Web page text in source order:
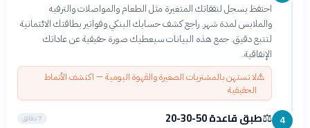
احتفظ بسجل لنفقاتك المتغيرة مثل الطعام والمواصلات والترفيه
والملابس لمدة شهر. راجع كشف حسابك البنكي وفواتير بطاقتك الائتمانية
لتتبع دقيق. جمع هذه البيانات سيعطيك صورة حقيقية عن عاداتك
الإنفاقية.
⚠️لا تستهن بالمشتريات الصغيرة والقهوة اليومية — اكتشف الأنماط
الحقيقية
4
⚖️طبق قاعدة 50-30-20 7 دقائق